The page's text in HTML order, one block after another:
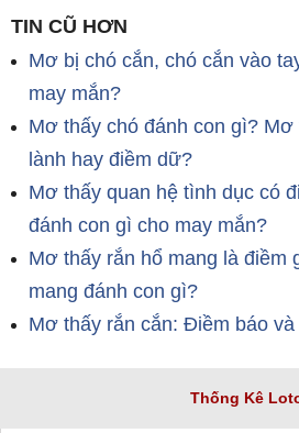
TIN CŨ HƠN
Mơ bị chó cắn, chó cắn vào
may mắn?
Mơ thấy chó đánh con gì? Mơ
lành hay điềm dữ?
Mơ thấy quan hệ tình dục có
đánh con gì cho may mắn?
Mơ thấy rắn hổ mang là điềm
mang đánh con gì?
Mơ thấy rắn cắn: Điềm báo
Thống Kê